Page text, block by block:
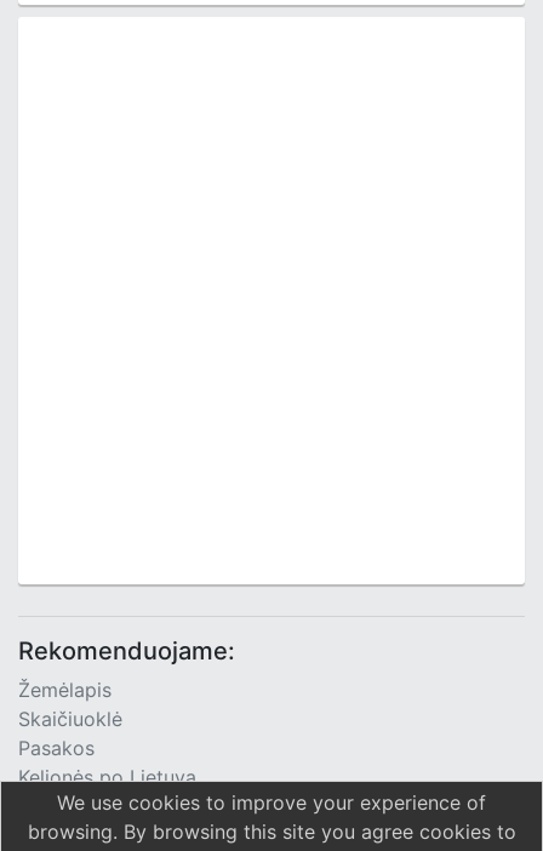
Rekomenduojame:
Žemėlapis
Skaičiuoklė
Pasakos
Kelionės po Lietuvą
TV Programa
We use cookies to improve your experience of
browsing. By browsing this site you agree cookies to